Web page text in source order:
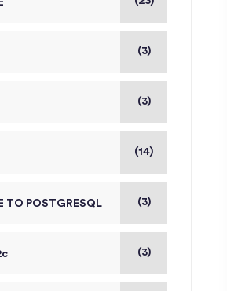
(3)
(3)
(14)
TO POSTGRESQL (3)
(3)